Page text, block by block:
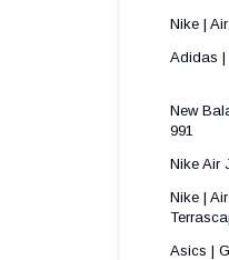
Nike |
Adidas |
New
Nike Air
Nike |
Asics |